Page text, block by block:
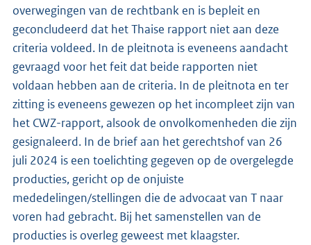
overwegingen van de rechtbank en is bepleit en
geconcludeerd dat het Thaise rapport niet aan deze
criteria voldeed. In de pleitnota is eveneens aandacht
gevraagd voor het feit dat beide rapporten niet
voldaan hebben aan de criteria. In de pleitnota en ter
zitting is eveneens gewezen op het incompleet zijn van
het CWZ-rapport, alsook de onvolkomenheden die zijn
gesignaleerd. In de brief aan het gerechtshof van 26
juli 2024 is een toelichting gegeven op de overgelegde
producties, gericht op de onjuiste
mededelingen/stellingen die de advocaat van T naar
voren had gebracht. Bij het samenstellen van de
producties is overleg geweest met klaagster.